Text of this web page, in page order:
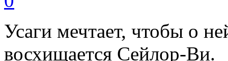
Усаги мечтает, чтобы о
восхищается Сейлор-Ви.